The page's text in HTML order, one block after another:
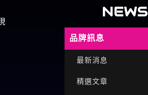
NEWS
品牌訊息
最新消息
精選文章